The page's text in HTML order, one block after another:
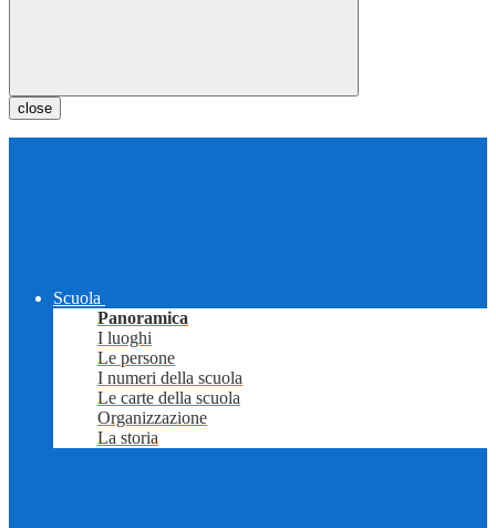
close
Scuola
Panoramica
I luoghi
Le persone
I numeri della scuola
Le carte della scuola
Organizzazione
La storia